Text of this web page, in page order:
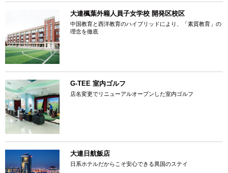
大連楓葉外籍人員子女学校 開発区校区
中国教育と西洋教育のハイブリッドにより、「素質教育」の
理念を徹底
G-TEE 室内ゴルフ
店名変更でリニューアルオープンした室内ゴルフ
大連日航飯店
日系ホテルだからこそ安心できる異国のステイ